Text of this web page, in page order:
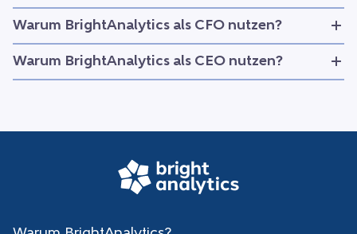
Warum BrightAnalytics als CFO nutzen?
Warum BrightAnalytics als CEO nutzen?